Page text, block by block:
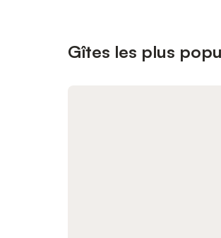
Gîtes les plus